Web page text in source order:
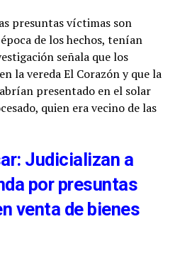
presuntas víctimas son
de los hechos, tenían
señala que los
la vereda El Corazón y que la
presentado en el solar
quien era vecino de las
Judicializan a
por presuntas
venta de bienes